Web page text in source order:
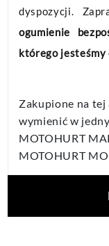
dyspozycji.
ogumienie
którego
Zakupione na tej
wymienić w
MOTOHURT
MOTOHURT